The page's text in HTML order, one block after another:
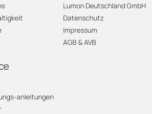
anleitungen
Lumon Deutschland GmbH
Datenschutz
Impressum
AGB & AVB